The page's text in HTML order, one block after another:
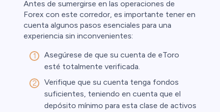
Antes de sumergirse en las operaciones de
Forex con este corredor, es importante tener en
cuenta algunos pasos esenciales para una
experiencia sin inconvenientes:
Asegúrese de que su cuenta de eToro
esté totalmente verificada.
Verifique que su cuenta tenga fondos
suficientes, teniendo en cuenta que el
depósito mínimo para esta clase de activos